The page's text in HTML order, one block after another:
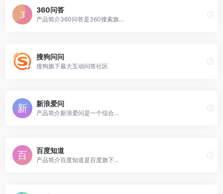
360问答
产品简介360问答是360搜索旗...
搜狗问问
搜狗旗下最大互动问答社区
新浪爱问
产品简介新浪爱问是一个综合...
百度知道
产品简介百度知道是百度旗下...